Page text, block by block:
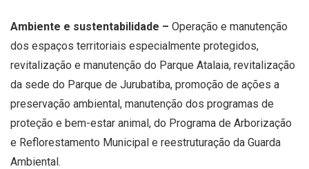
Ambiente e sustentabilidade – Operação e manutenção
dos espaços territoriais especialmente protegidos,
revitalização e manutenção do Parque Atalaia, revitalização
da sede do Parque de Jurubatiba, promoção de ações a
preservação ambiental, manutenção dos programas de
proteção e bem-estar animal, do Programa de Arborização
e Reflorestamento Municipal e reestruturação da Guarda
Ambiental.